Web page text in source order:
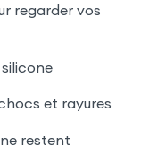
regarder vos
et rayures
restent